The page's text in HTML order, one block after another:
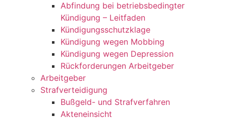
Abfindung bei betriebsbedingter
Kündigung – Leitfaden
Kündigungsschutzklage
Kündigung wegen Mobbing
Kündigung wegen Depression
Rückforderungen Arbeitgeber
Arbeitgeber
Strafverteidigung
Bußgeld- und Strafverfahren
Akteneinsicht